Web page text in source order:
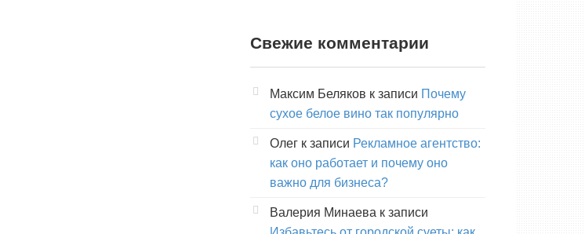
Свежие комментарии
Максим Беляков к записи Почему
сухое белое вино так популярно
Олег к записи Рекламное агентство:
как оно работает и почему оно
важно для бизнеса?
Валерия Минаева к записи